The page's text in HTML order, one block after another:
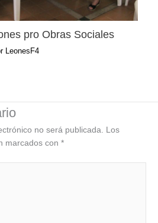
pro Obras Sociales
LeonesF4
no será publicada. Los
marcados con *